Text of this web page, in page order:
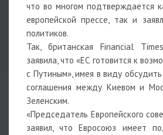
что во многом подтверждается
европейской прессе, так и
политиков.
Так, британская Financial
заявила, что «ЕС готовится к
с Путиным», имея в виду
соглашения между Киевом и
Зеленским.
«Председатель Европейского
заявил, что Евросоюз имеет